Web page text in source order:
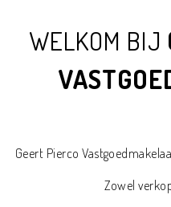
WELKOM BIJ
Geert Pierco
Zowel